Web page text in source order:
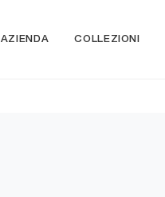
AZIENDA COLLEZIONI